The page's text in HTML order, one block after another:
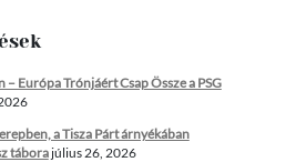
Európa Trónjáért Csap Össze a PSG
a Tisza Párt árnyékában
táborajúlius 26, 2026